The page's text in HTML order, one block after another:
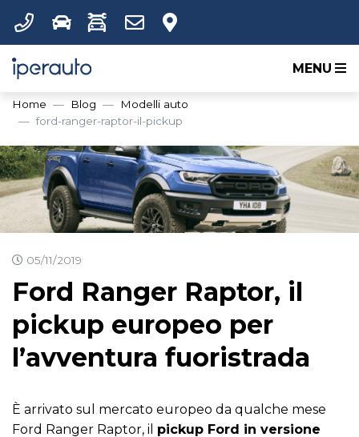
MENU
Home Blog
Modelli auto
ford-ranger-raptor-il-pickup
05/11/2019
Ford Ranger Raptor, il
pickup europeo per
l’avventura fuoristrada
È arrivato sul mercato europeo da qualche mese
Ford Ranger Raptor, il pickup Ford in versione